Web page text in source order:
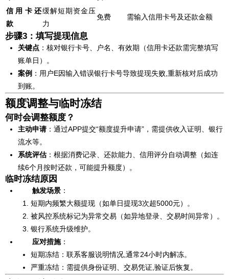
信用卡还
款
缓解短期资金压
力
免费 需输入信用卡号及还款金额
步骤3：填写提现信息
关键点 ：核对银行卡号、户名、有效期（信用卡还款需完整填写
账单日）。
案例 ：用户E因输入错误银行卡号导致提现失败,重新核对后成功
到账。
额度调整与临时冻结
何时会调整额度？
主动申请：通过APP提交“额度提升申请”，需提供收入证明、银行
流水等。
系统评估：根据消费记录、还款能力、信用评分自动调整（如连
续6个月按时还款，可能提升额度）。
临时冻结原因
触发场景 ：
短期内频繁大额提现（如单日提现3次超5000元）。
被风控系统标记为异常交易（如异地登录、交易时间异常）。
银行系统升级维护。
应对措施：
短期冻结：联系客服说明情况,通常24小时内解冻。
严重冻结：需提供身份证明、交易凭证,验证后恢复。